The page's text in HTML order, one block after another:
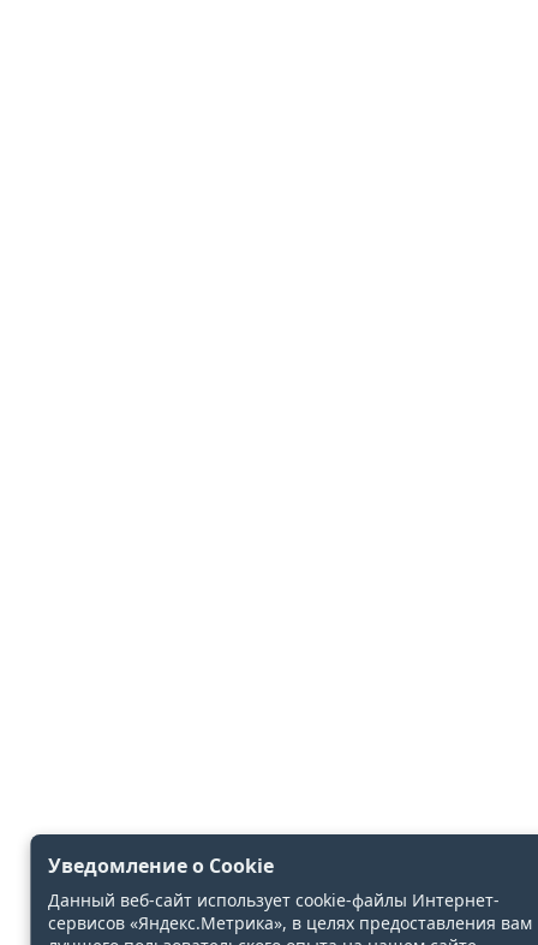
Уведомление о Cookie
Данный веб-сайт использует cookie-файлы Интернет-
сервисов «Яндекс.Метрика», в целях предоставления вам